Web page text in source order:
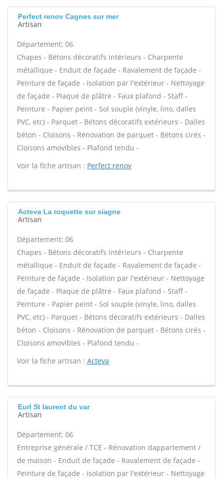
Perfect renov Cagnes sur mer
Artisan
Département: 06
Chapes - Bétons décoratifs intérieurs - Charpente
métallique - Enduit de façade - Ravalement de façade -
Peinture de façade - Isolation par l'extérieur - Nettoyage
de façade - Plaque de plâtre - Faux plafond - Staff -
Peinture - Papier peint - Sol souple (vinyle, lino, dalles
PVC, etc) - Parquet - Bétons décoratifs extérieurs - Dalles
béton - Cloisons - Rénovation de parquet - Bétons cirés -
Cloisons amovibles - Plafond tendu -
Voir la fiche artisan : Perfect renov
Acteva La roquette sur siagne
Artisan
Département: 06
Chapes - Bétons décoratifs intérieurs - Charpente
métallique - Enduit de façade - Ravalement de façade -
Peinture de façade - Isolation par l'extérieur - Nettoyage
de façade - Plaque de plâtre - Faux plafond - Staff -
Peinture - Papier peint - Sol souple (vinyle, lino, dalles
PVC, etc) - Parquet - Bétons décoratifs extérieurs - Dalles
béton - Cloisons - Rénovation de parquet - Bétons cirés -
Cloisons amovibles - Plafond tendu -
Voir la fiche artisan : Acteva
Eurl St laurent du var
Artisan
Département: 06
Entreprise générale / TCE - Rénovation dappartement /
de maison - Enduit de façade - Ravalement de façade -
Peinture de façade - Isolation par l'extérieur - Nettoyage